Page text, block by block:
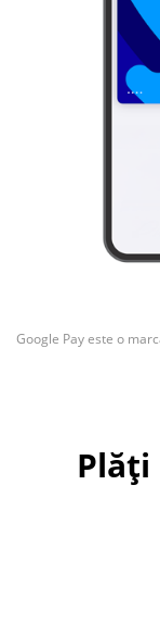
Google Pay este o
Plăți